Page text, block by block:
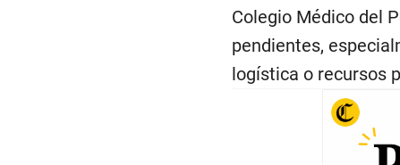
Colegio Médico del
pendientes,
logística o recursos